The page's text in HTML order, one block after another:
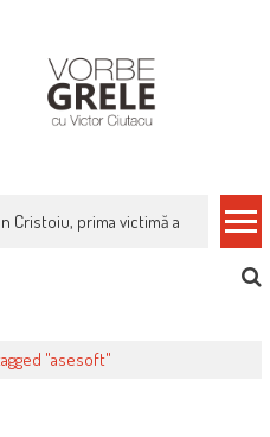
Cristoiu, prima victimă a noi
"asesoft"